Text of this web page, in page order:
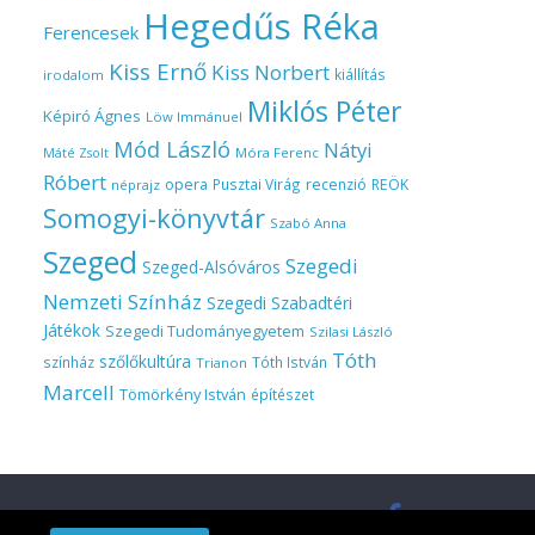
Ferencesek Hegedűs Réka
irodalom Kiss Ernő Kiss Norbert kiállítás
Képiró Ágnes Löw Immánuel Miklós Péter
Máté Zsolt Mód László Móra Ferenc Nátyi
Róbert néprajz opera Pusztai Virág recenzió REÖK
Somogyi-könyvtár Szabó Anna
Szeged Szeged-Alsóváros Szegedi
Nemzeti Színház Szegedi Szabadtéri
Játékok Szegedi Tudományegyetem Szilasi László
színház szőlőkultúra Trianon Tóth István Tóth
Marcell Tömörkény István építészet